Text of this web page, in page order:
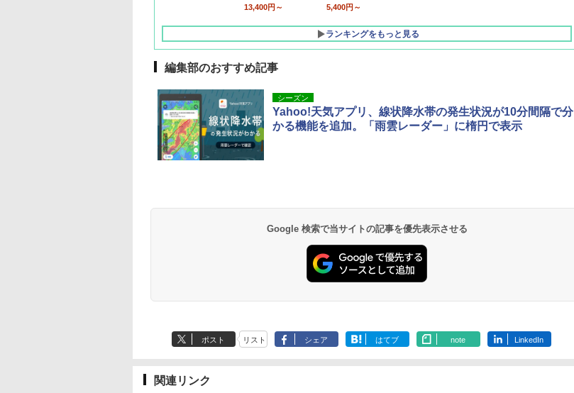
13,400円～ 5,400円～
ランキングをもっと見る
10,450円～
19,541円～
7,950円～
5,758円～
編集部のおすすめ記事
シーズン
Yahoo!天気アプリ、線状降水帯の発生状況が10分間隔で分
かる機能を追加。「雨雲レーダー」に楕円で表示
Google 検索で当サイトの記事を優先表示させる
ポスト リスト シェア はてブ note LinkedIn
関連リンク